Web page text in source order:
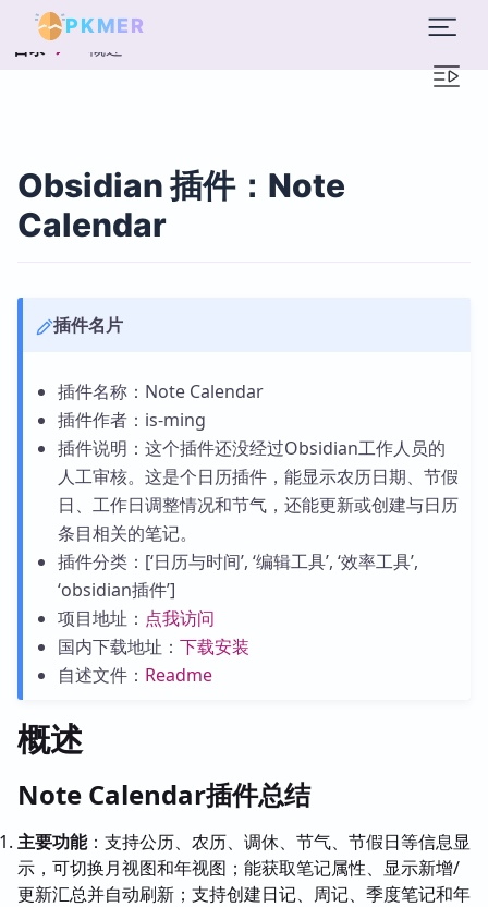
PKMER
目录 概述
Obsidian 插件：Note
Calendar
插件名片
插件名称：Note Calendar
插件作者：is-ming
插件说明：这个插件还没经过Obsidian工作人员的
人工审核。这是个日历插件，能显示农历日期、节假
日、工作日调整情况和节气，还能更新或创建与日历
条目相关的笔记。
插件分类：[‘日历与时间’, ‘编辑工具’, ‘效率工具’,
‘obsidian插件’]
项目地址： 点我访问
国内下载地址： 下载安装
自述文件： Readme
概述
Note Calendar插件总结
主要功能：支持公历、农历、调休、节气、节假日等信息显
示，可切换月视图和年视图；能获取笔记属性、显示新增/
更新汇总并自动刷新；支持创建日记、周记、季度笔记和年